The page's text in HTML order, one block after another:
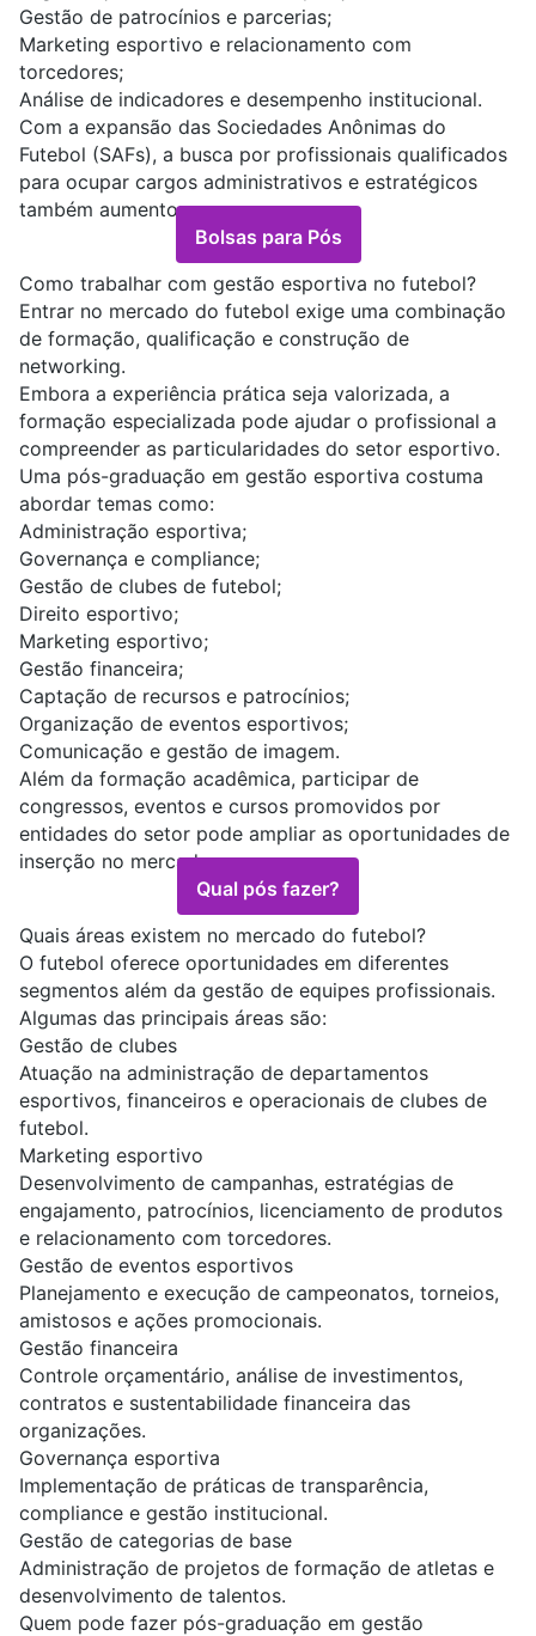
Gestão de patrocínios e parcerias;
Marketing esportivo e relacionamento com
torcedores;
Análise de indicadores e desempenho institucional.
Com a expansão das Sociedades Anônimas do
Futebol (SAFs), a busca por profissionais qualificados
para ocupar cargos administrativos e estratégicos
também aumentou.
Bolsas para Pós
Como trabalhar com gestão esportiva no futebol?
Entrar no mercado do futebol exige uma combinação
de formação, qualificação e construção de
networking.
Embora a experiência prática seja valorizada, a
formação especializada pode ajudar o profissional a
compreender as particularidades do setor esportivo.
Uma pós-graduação em gestão esportiva costuma
abordar temas como:
Administração esportiva;
Governança e compliance;
Gestão de clubes de futebol;
Direito esportivo;
Marketing esportivo;
Gestão financeira;
Captação de recursos e patrocínios;
Organização de eventos esportivos;
Comunicação e gestão de imagem.
Além da formação acadêmica, participar de
congressos, eventos e cursos promovidos por
entidades do setor pode ampliar as oportunidades de
inserção no mercado.
Qual pós fazer?
Quais áreas existem no mercado do futebol?
O futebol oferece oportunidades em diferentes
segmentos além da gestão de equipes profissionais.
Algumas das principais áreas são:
Gestão de clubes
Atuação na administração de departamentos
esportivos, financeiros e operacionais de clubes de
futebol.
Marketing esportivo
Desenvolvimento de campanhas, estratégias de
engajamento, patrocínios, licenciamento de produtos
e relacionamento com torcedores.
Gestão de eventos esportivos
Planejamento e execução de campeonatos, torneios,
amistosos e ações promocionais.
Gestão financeira
Controle orçamentário, análise de investimentos,
contratos e sustentabilidade financeira das
organizações.
Governança esportiva
Implementação de práticas de transparência,
compliance e gestão institucional.
Gestão de categorias de base
Administração de projetos de formação de atletas e
desenvolvimento de talentos.
Quem pode fazer pós-graduação em gestão